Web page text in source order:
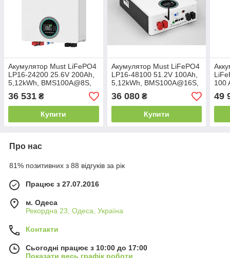
Акумулятор Must LiFePO4
LP16-24200 25.6V 200Ah,
5,12kWh, BMS100A@8S,
6000 cycles
36 531 ₴
Купити
Акумулятор Must LiFePO4
LP16-48100 51.2V 100Ah,
5,12kWh, BMS100A@16S,
6000 cycles
36 080₴
Купити
100
49
Про нас
81% позитивних з 88 відгуків за рік
Працює з 27.07.2016
м. Одеса
Рекордна 23, Одеса, Україна
Контакти
Сьогодні працює з 10:00 до 17:00
Показати весь графік роботи